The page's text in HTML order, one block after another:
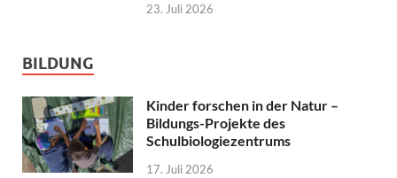
23. Juli 2026
BILDUNG
Kinder forschen in der Natur –
Bildungs-Projekte des
Schulbiologiezentrums
17. Juli 2026